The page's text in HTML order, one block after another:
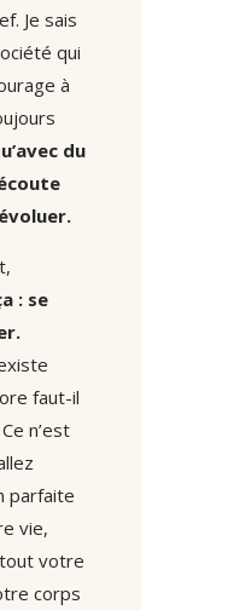
Je sais
qui
à
du
: se
faut-il
n’est
parfaite
vie,
votre
corps